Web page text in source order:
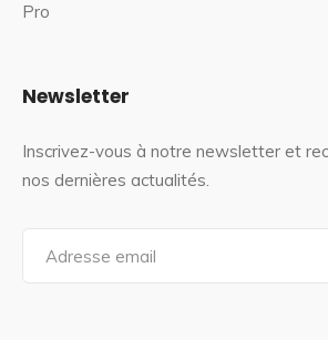
Pro
Newsletter
Inscrivez-vous à notre newsletter et
nos dernières actualités.
a